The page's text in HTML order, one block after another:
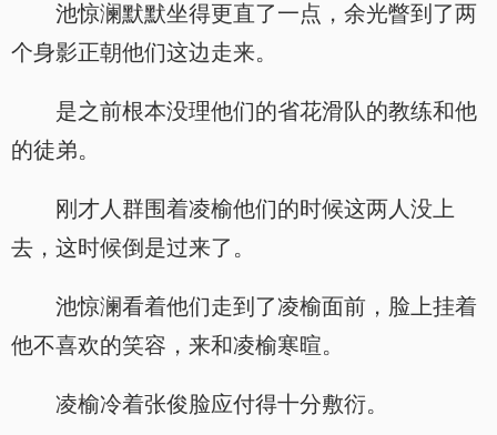
池惊澜默默坐得更直了一点，余光瞥到了两
个身影正朝他们这边走来。
是之前根本没理他们的省花滑队的教练和他
的徒弟。
刚才人群围着凌榆他们的时候这两人没上
去，这时候倒是过来了。
池惊澜看着他们走到了凌榆面前，脸上挂着
他不喜欢的笑容，来和凌榆寒暄。
凌榆冷着张俊脸应付得十分敷衍。